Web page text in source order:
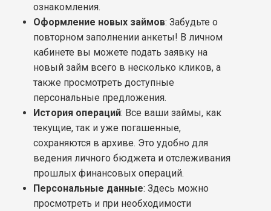
ознакомления.
Оформление новых займов: Забудьте о
повторном заполнении анкеты! В личном
кабинете вы можете подать заявку на
новый займ всего в несколько кликов, а
также просмотреть доступные
персональные предложения.
История операций: Все ваши займы, как
текущие, так и уже погашенные,
сохраняются в архиве. Это удобно для
ведения личного бюджета и отслеживания
прошлых финансовых операций.
Персональные данные: Здесь можно
просмотреть и при необходимости